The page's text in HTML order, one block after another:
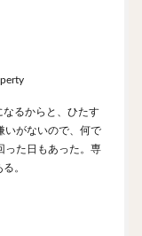
なるからと、ひたす
いがないので、何で
った日もあった。専
。